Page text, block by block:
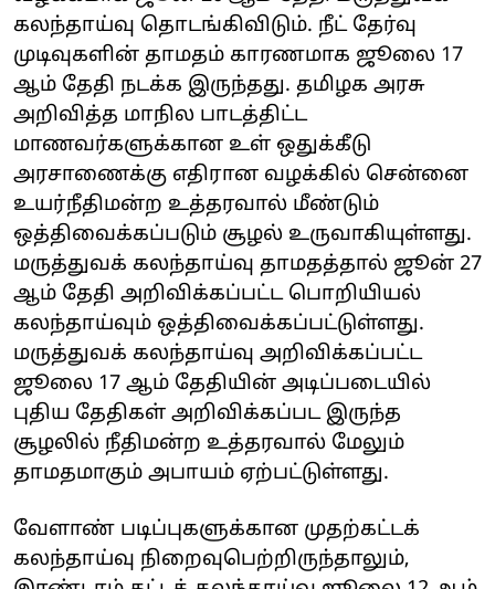
கலந்தாய்வு தொடங்கிவிடும். நீட் தேர்வு
முடிவுகளின் தாமதம் காரணமாக ஜூலை 17
ஆம் தேதி நடக்க இருந்தது. தமிழக அரசு
அறிவித்த மாநில பாடத்திட்ட
மாணவர்களுக்கான உள் ஒதுக்கீடு
அரசாணைக்கு எதிரான வழக்கில் சென்னை
உயர்நீதிமன்ற உத்தரவால் மீண்டும்
ஒத்திவைக்கப்படு‌ம் சூழல் உருவாகியுள்ளது.
‌மருத்துவக் கலந்தாய்வு தாமதத்தால் ஜூன் 27
ஆம் தேதி அறிவிக்கப்பட்ட பொறியியல்
கலந்தாய்வும் ஒத்திவைக்கப்பட்டுள்ளது.
மருத்துவக் கலந்தாய்வு அறிவிக்கப்பட்ட
ஜூலை 17 ஆம் தேதியின் அடிப்படையில்
புதிய தேதிகள் அறிவிக்கப்பட இருந்த
சூழலில் நீதிமன்ற உத்தரவால் மேலும்
தாமதமாகும் அபாயம் ஏற்பட்டுள்ளது.
வேளாண் படிப்புகளுக்கான முதற்கட்டக்
கலந்தாய்வு நிறைவுபெற்றிருந்தாலும்,